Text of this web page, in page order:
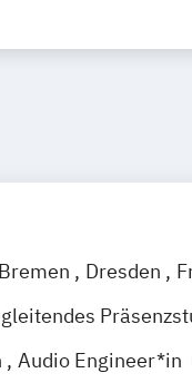
Bremen Dresden
Köln Leipzig
Präsenzlehrgang
Audio Engineer*in